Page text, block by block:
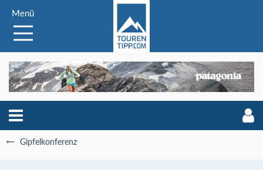
Menü
Gipfelkonferenz